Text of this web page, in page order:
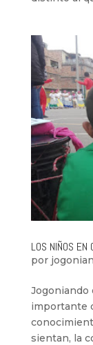
LOS NIÑOS EN
por
Jogoniando
importante
sientan, la